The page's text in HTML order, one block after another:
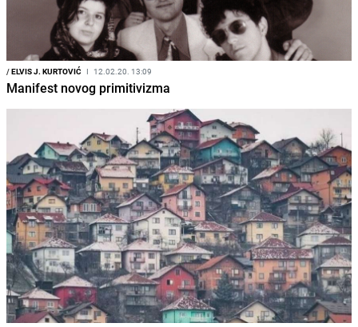
/ELVIS J. KURTOVIĆ I 12.02.20. 13:09
Manifest novog primitivizma